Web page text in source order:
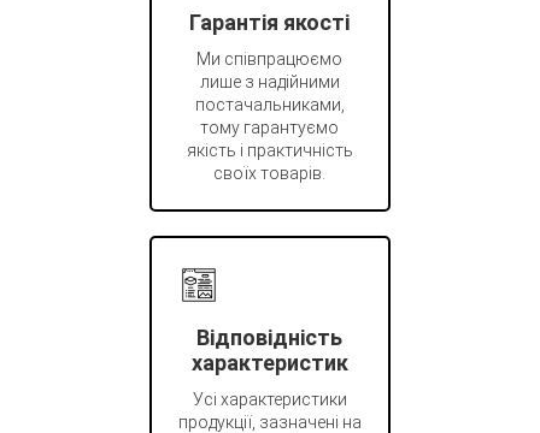
Гарантія якості
Ми співпрацюємо
лише з надійними
постачальниками,
тому гарантуємо
якість і практичність
своїх товарів.
Відповідність
характеристик
Усі характеристики
продукції, зазначені на